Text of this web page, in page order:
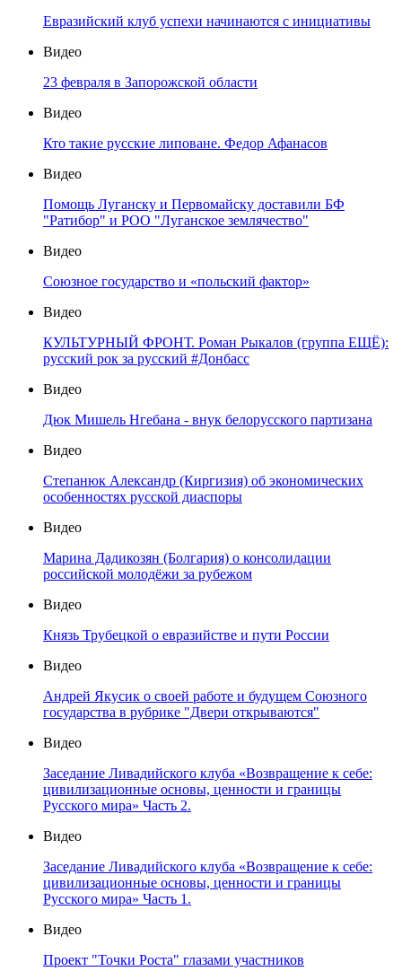
Евразийский клуб успехи начинаются с инициативы
Видео
23 февраля в Запорожской области
Видео
Кто такие русские липоване. Федор Афанасов
Видео
Помощь Луганску и Первомайску доставили БФ
"Ратибор" и РОО "Луганское землячество"
Видео
Союзное государство и «польский фактор»
Видео
КУЛЬТУРНЫЙ ФРОНТ. Роман Рыкалов (группа ЕЩЁ):
русский рок за русский #Донбасс
Видео
Дюк Мишель Нгебана - внук белорусского партизана
Видео
Степанюк Александр (Киргизия) об экономических
особенностях русской диаспоры
Видео
Марина Дадикозян (Болгария) о консолидации
российской молодёжи за рубежом
Видео
Князь Трубецкой о евразийстве и пути России
Видео
Андрей Якусик о своей работе и будущем Союзного
государства в рубрике "Двери открываются"
Видео
Заседание Ливадийского клуба «Возвращение к себе:
цивилизационные основы, ценности и границы
Русского мира» Часть 2.
Видео
Заседание Ливадийского клуба «Возвращение к себе:
цивилизационные основы, ценности и границы
Русского мира» Часть 1.
Видео
Проект "Точки Роста" глазами участников